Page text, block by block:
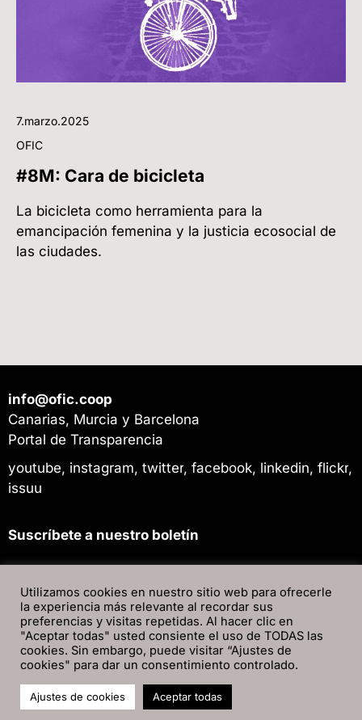
7.marzo.2025
OFIC
#8M: Cara de bicicleta
La bicicleta como herramienta para la
emancipación femenina y la justicia ecosocial de
las ciudades.
info@ofic.coop
Canarias, Murcia y Barcelona
Portal de Transparencia
youtube, instagram, twitter, facebook, linkedin, flickr,
issuu
Suscríbete a nuestro boletín
Utilizamos cookies en nuestro sitio web para ofrecerle
la experiencia más relevante al recordar sus
preferencias y visitas repetidas. Al hacer clic en
"Aceptar todas" usted consiente el uso de TODAS las
cookies. Sin embargo, puede visitar “Ajustes de
cookies" para dar un consentimiento controlado.
Ajustes de cookies Aceptar todas